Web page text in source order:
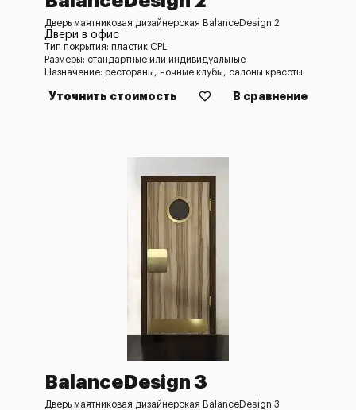
Дверь маятниковая дизайнерская BalanceDesign 2
Двери в офис
Тип покрытия: пластик CPL
Размеры: стандартные или индивидуальные
Назначение: рестораны, ночные клубы, салоны красоты
Уточнить стоимость В сравнение
BalanceDesign 3
Дверь маятниковая дизайнерская BalanceDesign 3